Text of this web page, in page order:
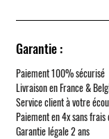
Garantie :
Paiement 100% sécurisé
Livraison en France &
Service client à votre
Paiement en 4x sans
Garantie légale 2 ans